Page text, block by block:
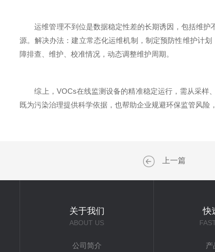
运维管理不到位是数据稳定性差的长期诱因，包括维护
源。解决办法：建立常态化运维机制，制定预防性维护计
障排查、维护、校准情况，动态调整维护周期。
综上，VOCs在线监测设备的精准稳定运行，需从采样、
既为污染治理提供科学依据，也帮助企业规避环保监管风险
上一篇
关于我们
ABOUT US
公司简介
快
产